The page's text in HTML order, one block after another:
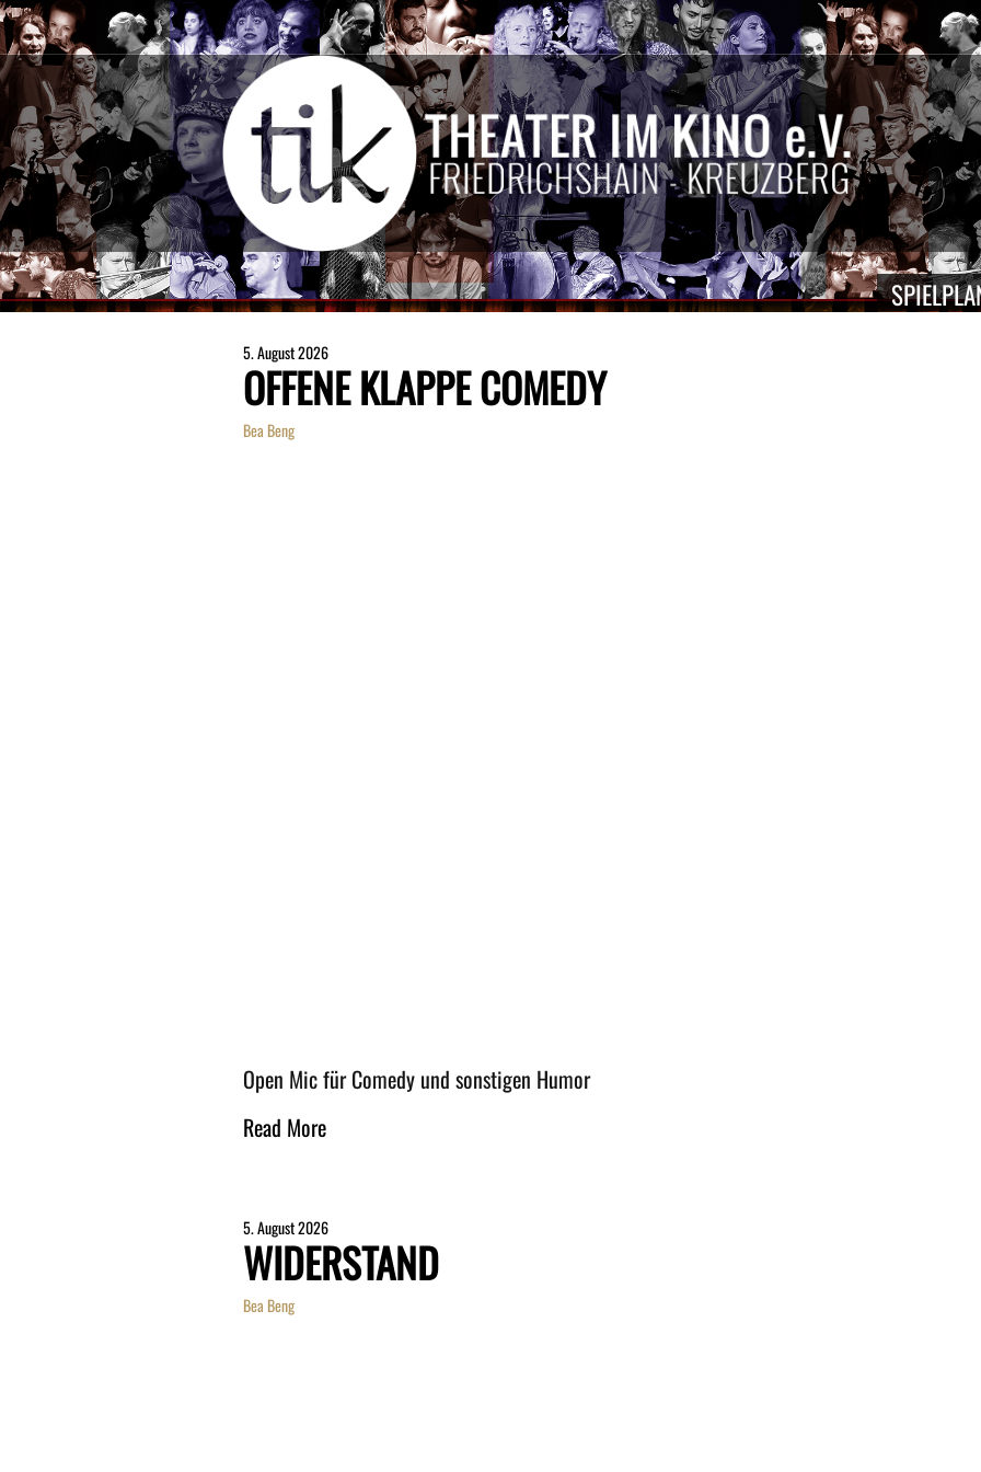
5. August 2026
OFFENE KLAPPE COMEDY
Bea Beng
Open Mic für Comedy und sonstigen Humor
Read More
5. August 2026
WIDERSTAND
Bea Beng